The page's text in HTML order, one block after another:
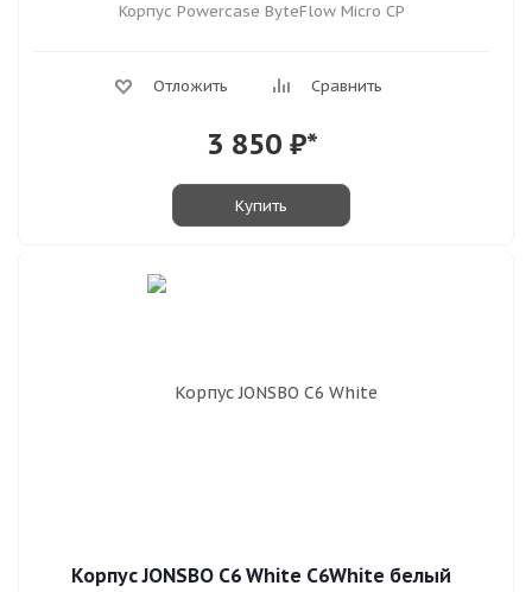
Корпус Powercase ByteFlow Micro CP
Отложить Сравнить
3 850₽*
Купить
Корпус JONSBO C6 White C6White белый